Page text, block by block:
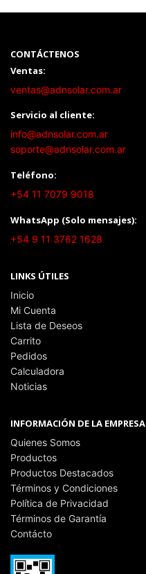
CONTÁCTENOS
Ventas:
ventas@adnsolar.com.ar
Servicio al cliente:
info@adnsolar.com.ar
soporte@adnsolar.com.ar
Teléfono:
+54 11 7079 9018
WhatsApp (Solo mensajes):
+54 9 11 3762 1628
LINKS ÚTILES
Inicio
Mi Cuenta
Lista de Deseos
Carrito
Pedidos
Calculadora
Noticias
INFORMACIÓN DE LA EMPRESA
Quienes Somos
Productos
Productos Destacados
Términos y Condiciones
Política de Privacidad
Términos de Garantía
Contácto